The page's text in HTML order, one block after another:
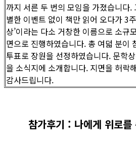
까지 서른 두 번의 모임을 가졌습니다.
별한 이벤트 없이 책만 읽어 오다가 3
상’이라는 다소 거창한 이름으로 소규
면으로 진행하였습니다. 총 여덟 분이
투표로 장원을 선정하였습니다. 문학
을 소식지에 소개합니다. 지면을 허락
감사드립니다.
참가후기 : 나에게 위로를